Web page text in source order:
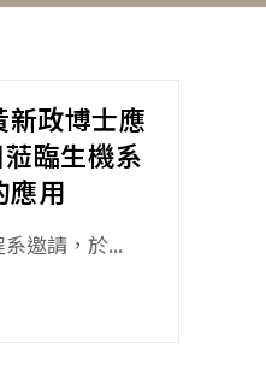
政博士應
臨生機系
應用
邀請，於...